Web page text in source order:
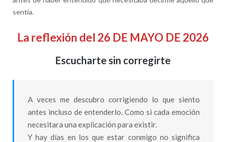
sentía.
La reflexión del 26 DE MAYO DE 2026
Escucharte sin corregirte
A veces me descubro corrigiendo lo que siento
antes incluso de entenderlo. Como si cada emoción
necesitara una explicación para existir.
Y hay días en los que estar conmigo no significa